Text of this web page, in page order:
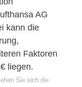
AG
kann die
Faktoren
liegen.
Sie sich die